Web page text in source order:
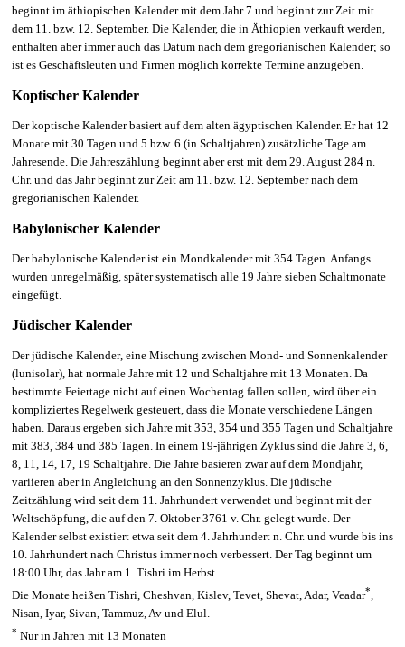
beginnt im äthiopischen Kalender mit dem Jahr 7 und beginnt zur Zeit mit
dem 11. bzw. 12. September. Die Kalender, die in Äthiopien verkauft werden,
enthalten aber immer auch das Datum nach dem gregorianischen Kalender; so
ist es Geschäftsleuten und Firmen möglich korrekte Termine anzugeben.
Koptischer Kalender
Der koptische Kalender basiert auf dem alten ägyptischen Kalender. Er hat 12
Monate mit 30 Tagen und 5 bzw. 6 (in Schaltjahren) zusätzliche Tage am
Jahresende. Die Jahreszählung beginnt aber erst mit dem 29. August 284 n.
Chr. und das Jahr beginnt zur Zeit am 11. bzw. 12. September nach dem
gregorianischen Kalender.
Babylonischer Kalender
Der babylonische Kalender ist ein Mondkalender mit 354 Tagen. Anfangs
wurden unregelmäßig, später systematisch alle 19 Jahre sieben Schaltmonate
eingefügt.
Jüdischer Kalender
Derjüdische Kalender, eine Mischung zwischen Mond- und Sonnenkalender
(lunisolar), hat normale Jahre mit 12 und Schaltjahre mit 13 Monaten. Da
bestimmte Feiertage nicht auf einen Wochentag fallen sollen, wird über ein
kompliziertes Regelwerk gesteuert, dass die Monate verschiedene Längen
haben. Daraus ergeben sich Jahre mit 353, 354 und 355 Tagen und Schaltjahre
mit 383, 384 und 385 Tagen. In einem 19-jährigen Zyklus sind die Jahre 3, 6,
8, 11, 14, 17, 19 Schaltjahre. Die Jahre basieren zwar auf dem Mondjahr,
variieren aber in Angleichung an den Sonnenzyklus. Die jüdische
Zeitzählung wird seit dem 11. Jahrhundert verwendet und beginnt mit der
Weltschöpfung, die auf den 7. Oktober 3761 v. Chr. gelegt wurde. Der
Kalender selbst existiert etwa seit dem 4. Jahrhundert n. Chr. und wurde bis ins
10. Jahrhundert nach Christus immer noch verbessert. Der Tag beginnt um
18:00 Uhr, das Jahr am 1. Tishri im Herbst.
Die Monate heißen Tishri, Cheshvan, Kislev, Tevet, Shevat, Adar, Veadar*,
Nisan, Iyar, Sivan, Tammuz, Av und Elul.
* Nur in Jahren mit 13 Monaten